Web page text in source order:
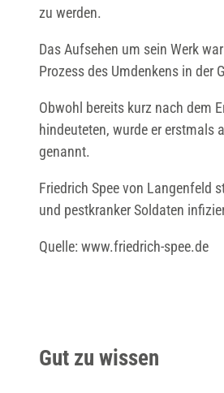
zu werden.
Das Aufsehen um sein Werk
Prozess des Umdenkens in der
Obwohl bereits kurz nach dem
hindeuteten, wurde er erstmals
genannt.
Friedrich Spee von Langenfeld
und pestkranker Soldaten
Quelle: www.friedrich-spee.de
Gut zu wissen